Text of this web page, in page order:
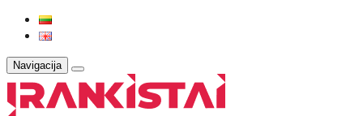
Navigacija